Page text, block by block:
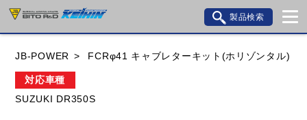
製品検索
JB-POWER FCRφ41 キャブレターキット(ホリゾンタル)
対応車種
SUZUKI DR350S